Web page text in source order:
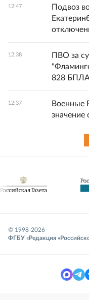
12:47
Подвоз
12:38
ПВО за
828
12:37
Военные
© 1998-2026
ФГБУ «Редакция